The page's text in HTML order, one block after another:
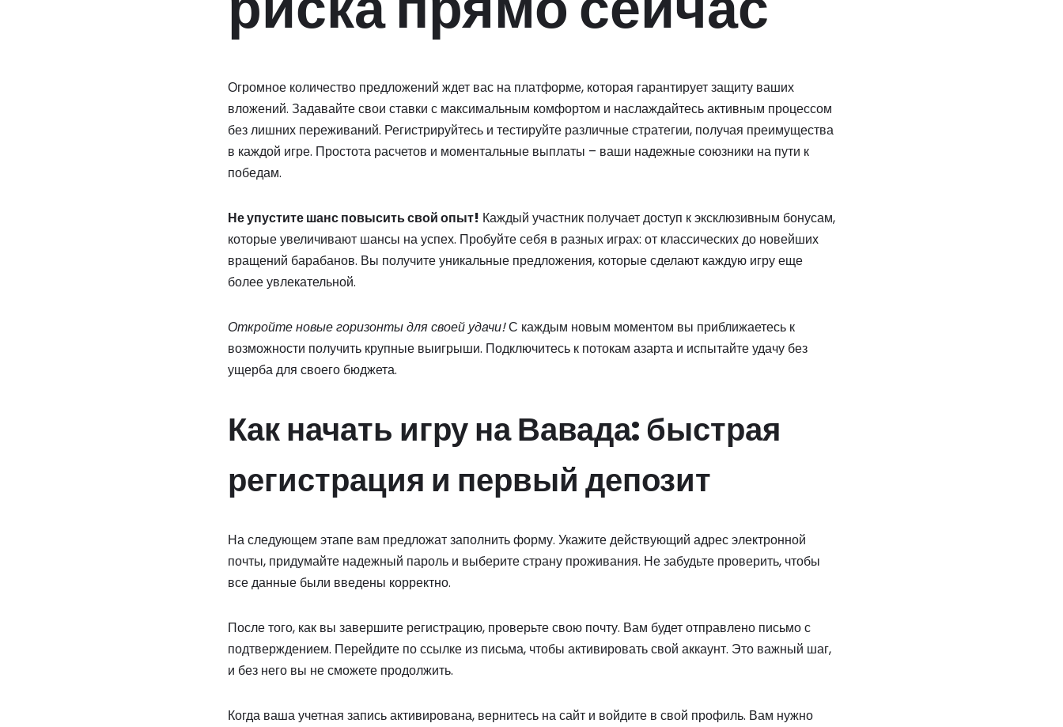
Огромное количество предложений ждет вас на платформе, которая гарантирует защиту ваших
вложений. Задавайте свои ставки с максимальным комфортом и наслаждайтесь активным процессом
без лишних переживаний. Регистрируйтесь и тестируйте различные стратегии, получая преимущества
в каждой игре. Простота расчетов и моментальные выплаты – ваши надежные союзники на пути к
победам.
Не упустите шанс повысить свой опыт! Каждый участник получает доступ к эксклюзивным бонусам,
которые увеличивают шансы на успех. Пробуйте себя в разных играх: от классических до новейших
вращений барабанов. Вы получите уникальные предложения, которые сделают каждую игру еще
более увлекательной.
Откройте новые горизонты для своей удачи!С каждым новым моментом вы приближаетесь к
возможности получить крупные выигрыши. Подключитесь к потокам азарта и испытайте удачу без
ущерба для своего бюджета.
Как начать игру на Вавада: быстрая
регистрация и первый депозит
На следующем этапе вам предложат заполнить форму. Укажите действующий адрес электронной
почты, придумайте надежный пароль и выберите страну проживания. Не забудьте проверить, чтобы
все данные были введены корректно.
После того, как вы завершите регистрацию, проверьте свою почту. Вам будет отправлено письмо с
подтверждением. Перейдите по ссылке из письма, чтобы активировать свой аккаунт. Это важный шаг,
и без него вы не сможете продолжить.
Когда ваша учетная запись активирована, вернитесь на сайт и войдите в свой профиль. Вам нужно